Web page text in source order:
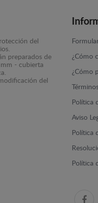
del
preparados de
- cubierta
del
¿Cómo
¿Cómo
Política
Aviso
Política
Política